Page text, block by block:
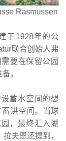
Rasmussen
于1928年的公
联合创始人弗
要在保留公园
。
蓄水空间的想
洪空间。当球
，最终汇入湖
夫恩还提到，